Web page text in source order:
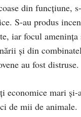
din funcţiune,
S-au produs
iar focul ameninţa
şi din
au fost distruse.
economice mari şi-
de mii de animale.